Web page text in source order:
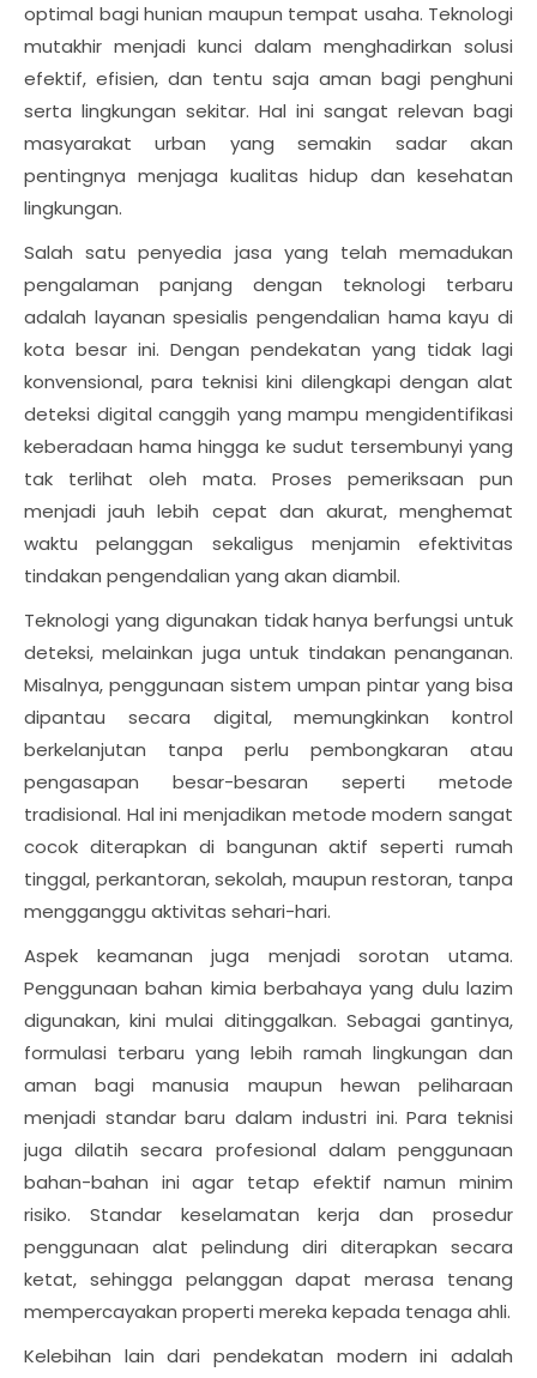
optimal bagi hunian maupun tempat usaha. Teknologi
mutakhir menjadi kunci dalam menghadirkan solusi
efektif, efisien, dan tentu saja aman bagi penghuni
serta lingkungan sekitar. Hal ini sangat relevan bagi
masyarakat urban yang semakin sadar akan
pentingnya menjaga kualitas hidup dan kesehatan
lingkungan.
Salah satu penyedia jasa yang telah memadukan
pengalaman panjang dengan teknologi terbaru
adalah layanan spesialis pengendalian hama kayu di
kota besar ini. Dengan pendekatan yang tidak lagi
konvensional, para teknisi kini dilengkapi dengan alat
deteksi digital canggih yang mampu mengidentifikasi
keberadaan hama hingga ke sudut tersembunyi yang
tak terlihat oleh mata. Proses pemeriksaan pun
menjadi jauh lebih cepat dan akurat, menghemat
waktu pelanggan sekaligus menjamin efektivitas
tindakan pengendalian yang akan diambil.
Teknologi yang digunakan tidak hanya berfungsi untuk
deteksi, melainkan juga untuk tindakan penanganan.
Misalnya, penggunaan sistem umpan pintar yang bisa
dipantau secara digital, memungkinkan kontrol
berkelanjutan tanpa perlu pembongkaran atau
pengasapan besar-besaran seperti metode
tradisional. Hal ini menjadikan metode modern sangat
cocok diterapkan di bangunan aktif seperti rumah
tinggal, perkantoran, sekolah, maupun restoran, tanpa
mengganggu aktivitas sehari-hari.
Aspek keamanan juga menjadi sorotan utama.
Penggunaan bahan kimia berbahaya yang dulu lazim
digunakan, kini mulai ditinggalkan. Sebagai gantinya,
formulasi terbaru yang lebih ramah lingkungan dan
aman bagi manusia maupun hewan peliharaan
menjadi standar baru dalam industri ini. Para teknisi
juga dilatih secara profesional dalam penggunaan
bahan-bahan ini agar tetap efektif namun minim
risiko. Standar keselamatan kerja dan prosedur
penggunaan alat pelindung diri diterapkan secara
ketat, sehingga pelanggan dapat merasa tenang
mempercayakan properti mereka kepada tenaga ahli.
Kelebihan lain dari pendekatan modern ini adalah